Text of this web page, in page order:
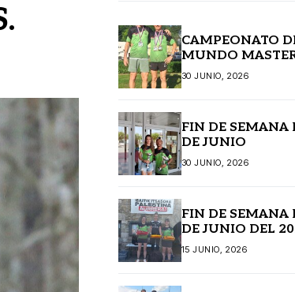
CAMPEONATO
MUNDO
ROAD JANSKE LAZNE
(REPÚBLICA
30 JUNIO, 2026
FIN DE SEMANA
DE JUNIO
30 JUNIO, 2026
FIN DE SEMANA
DE JUNIO DEL
15 JUNIO, 2026